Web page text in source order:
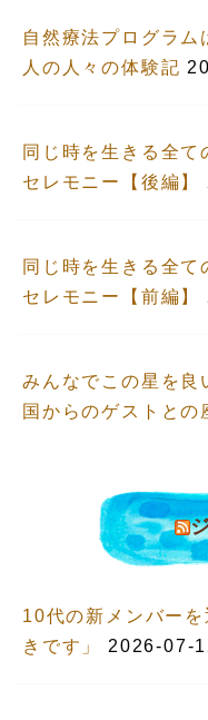
自然療法プログラ
人の人々の体験記
同じ時を生きる全て
セレモニー【後編】
同じ時を生きる全て
セレモニー【前編】
みんなでこの星を良
国からのゲストとの
10代の新メンバー
きです」
2026-07-